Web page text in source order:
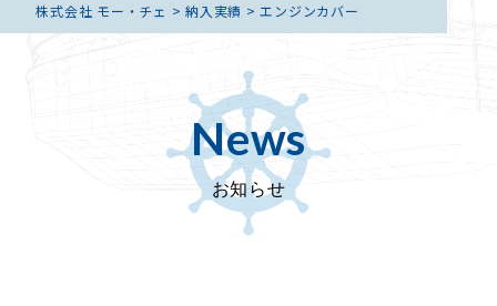
株式会社 モー・チェ >納入実績 >エンジンカバー
News
お知らせ